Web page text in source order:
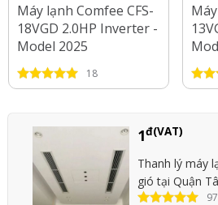
Máy lạnh Comfee CFS-
18VGD 2.0HP Inverter -
Model 2025
18
1đ(VAT)
Thanh lý máy
gió tại Quận
97